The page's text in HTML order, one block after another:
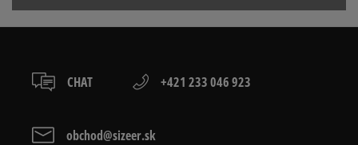
ADIDAS HANDBALL SPEZIAL
CONVERSE CUCK TAYLOR ALL
CHAT +421 233 046 923
obchod@sizeer.sk